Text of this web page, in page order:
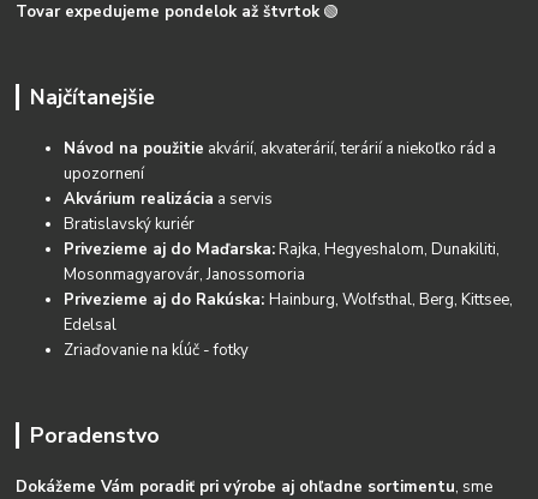
Tovar expedujeme pondelok až štvrtok 🟢
Najčítanejšie
Návod na použitie akvárií, akvaterárií, terárií a niekoľko rád a
upozornení
Akvárium realizácia a servis
Bratislavský kuriér
Privezieme aj do Maďarska:Rajka, Hegyeshalom, Dunakiliti,
Mosonmagyarovár, Janossomoria
Privezieme aj do Rakúska:Hainburg, Wolfsthal, Berg, Kittsee,
Edelsal
Zriaďovanie na kĺúč - fotky
Poradenstvo
Dokážeme Vám poradiť pri výrobe aj ohľadne sortimentu, sme